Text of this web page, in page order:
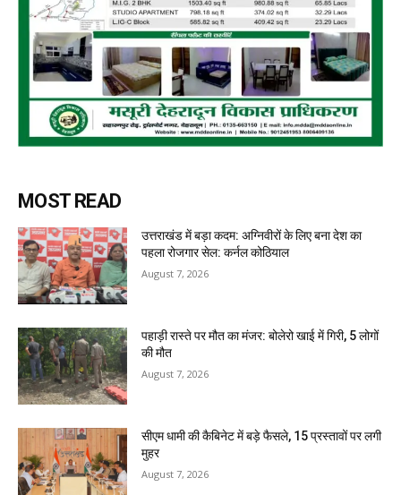
MOST READ
उत्तराखंड में बड़ा कदम: अग्निवीरों के लिए बना देश का
पहला रोजगार सेल: कर्नल कोठियाल
August 7, 2026
पहाड़ी रास्ते पर मौत का मंजर: बोलेरो खाई में गिरी, 5 लोगों
की मौत
August 7, 2026
सीएम धामी की कैबिनेट में बड़े फैसले, 15 प्रस्तावों पर लगी
मुहर
August 7, 2026